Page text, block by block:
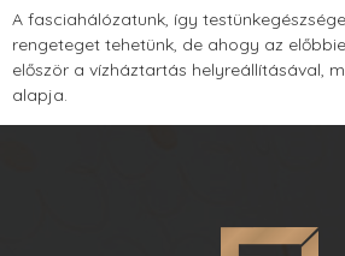
A fasciahálózatunk, így
rengeteget tehetünk, de ahogy az
először a vízháztartás helyreállításával,
alapja.